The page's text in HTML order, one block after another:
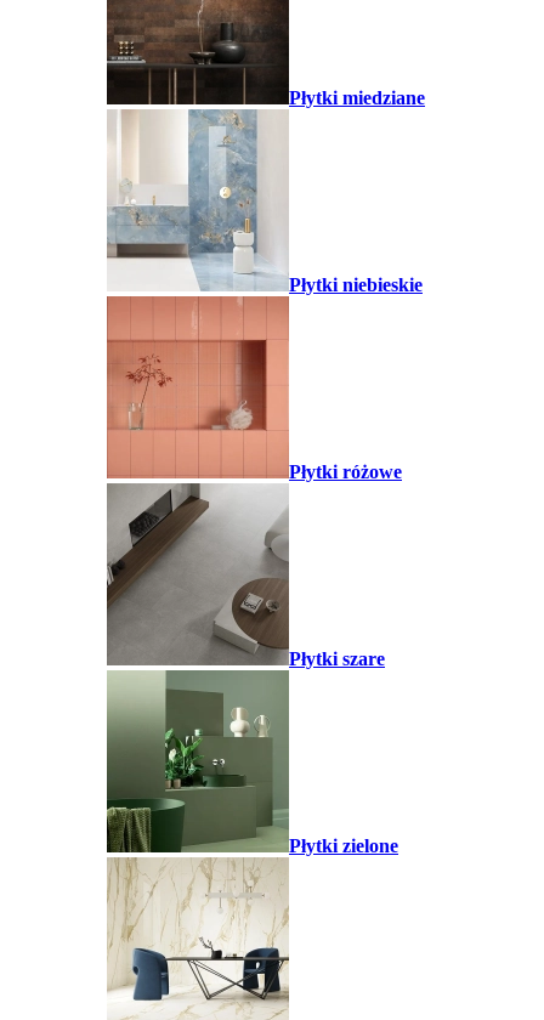
Płytki miedziane
Płytki niebieskie
Płytki różowe
Płytki szare
Płytki zielone